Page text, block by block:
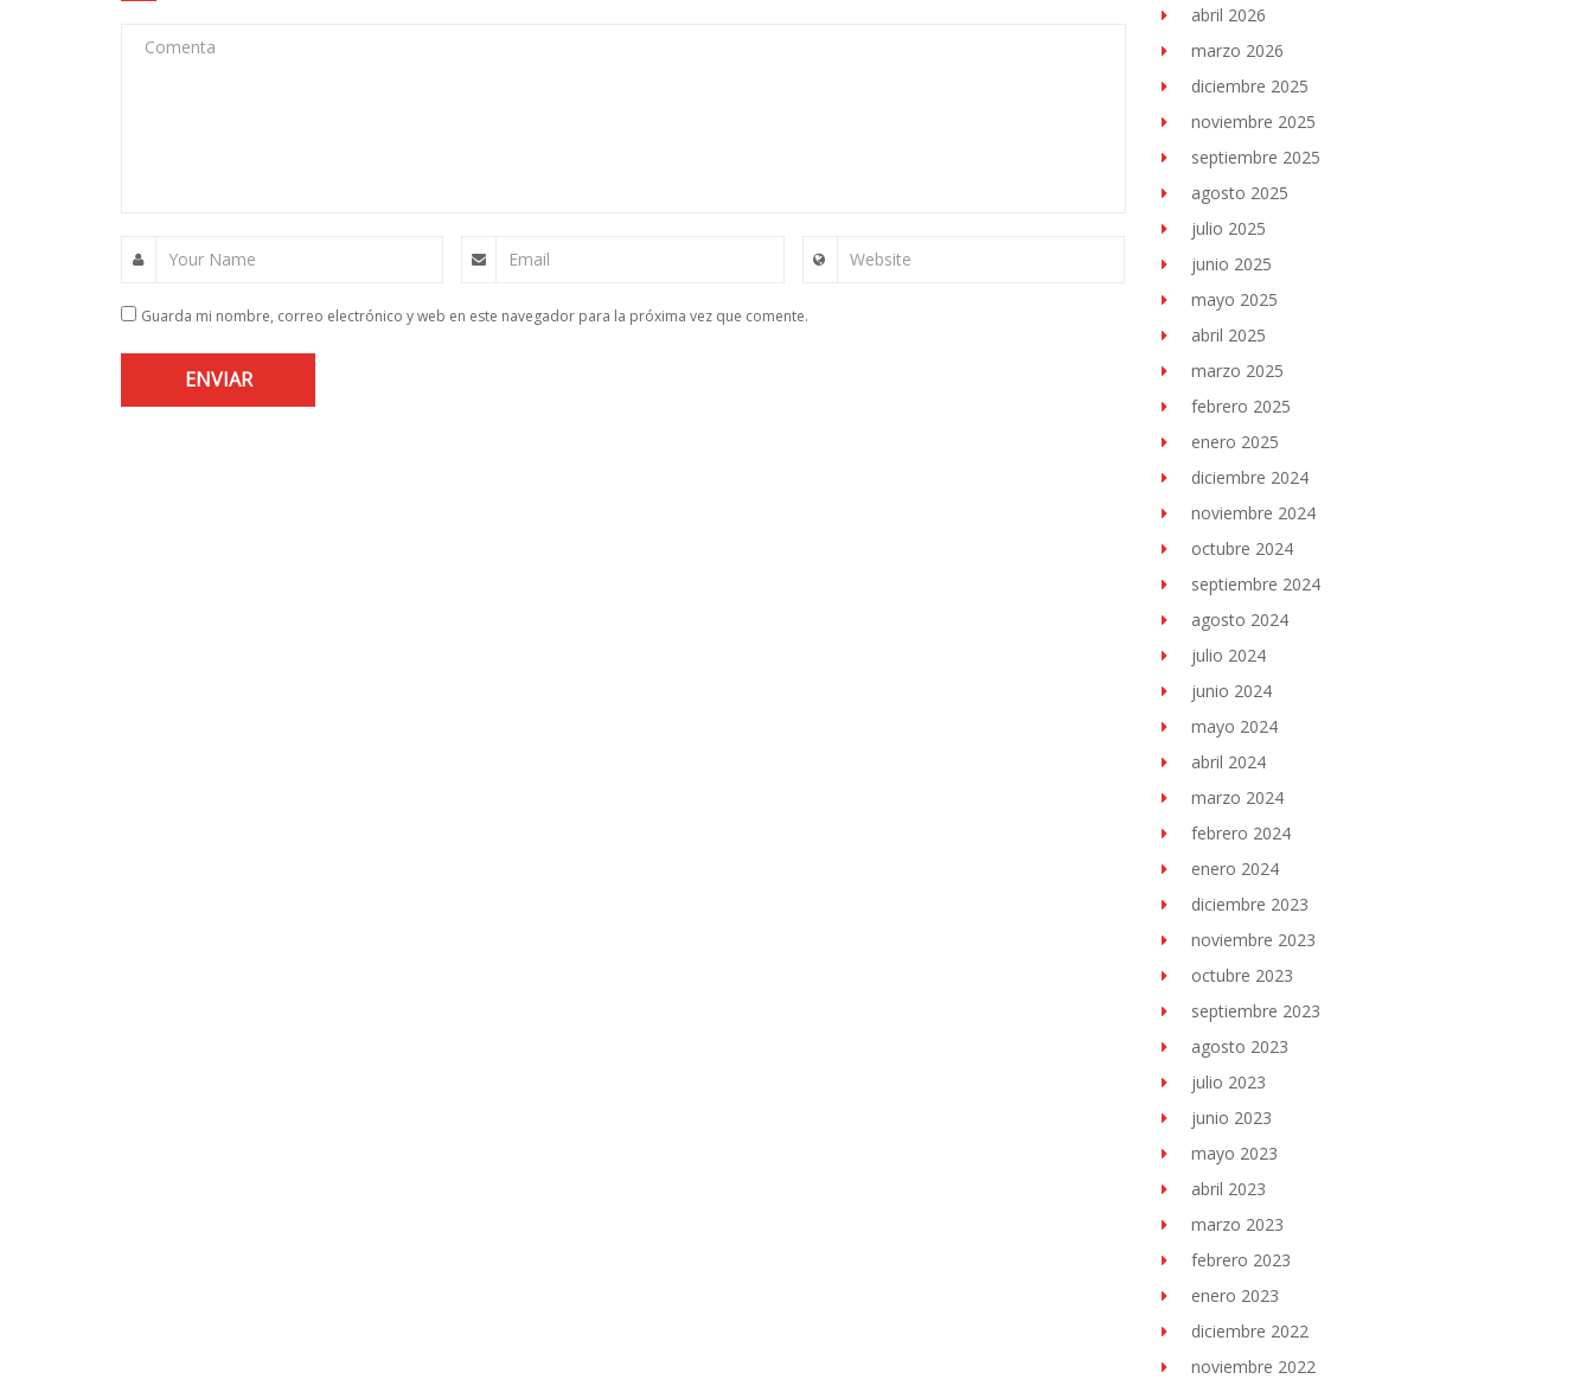
Comenta
Your Name Email Website
Guarda mi nombre, correo electrónico y web en este navegador para la próxima vez que comente.
abril 2026
marzo 2026
diciembre 2025
noviembre 2025
septiembre 2025
agosto 2025
julio 2025
junio 2025
mayo 2025
abril 2025
marzo 2025
febrero 2025
enero 2025
diciembre 2024
noviembre 2024
octubre 2024
septiembre 2024
agosto 2024
julio 2024
junio 2024
mayo 2024
abril 2024
marzo 2024
febrero 2024
enero 2024
diciembre 2023
noviembre 2023
octubre 2023
septiembre 2023
agosto 2023
julio 2023
junio 2023
mayo 2023
abril 2023
marzo 2023
febrero 2023
enero 2023
diciembre 2022
noviembre 2022